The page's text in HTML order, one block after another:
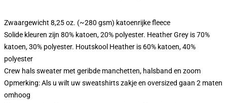
Zwaargewicht 8,25 oz. (~280 gsm) katoenrijke fleece
Solide kleuren zijn 80% katoen, 20% polyester. Heather Grey is 70%
katoen, 30% polyester. Houtskool Heather is 60% katoen, 40%
polyester
Crew hals sweater met geribde manchetten, halsband en zoom
Opmerking: Als u wilt uw sweatshirts zakje en oversized gaan 2 maten
omhoog